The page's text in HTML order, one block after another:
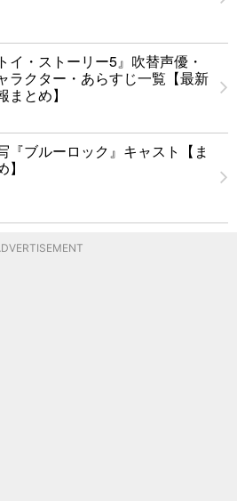
イ・ストーリー5』吹替声優・
ラクター・あらすじ一覧【最新
まとめ】
『ブルーロック』キャスト【ま
】